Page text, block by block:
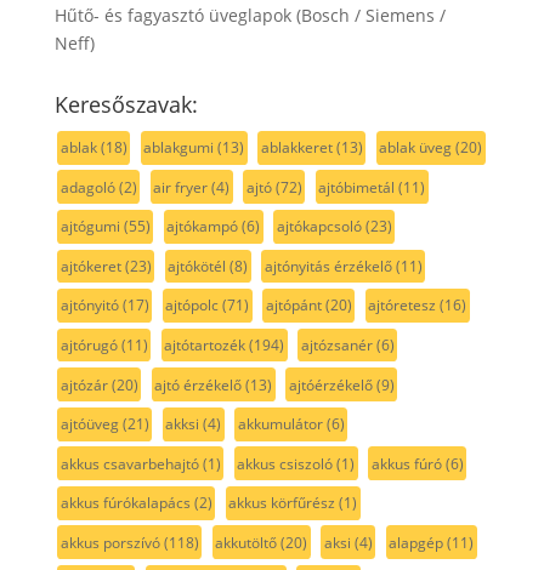
Hűtő- és fagyasztó üveglapok (Bosch / Siemens /
Neff)
Keresőszavak:
ablak(18) ablakgumi (13) ablakkeret(13) ablak üveg(20)
adagoló(2) air fryer(4) ajtó(72) ajtóbimetál (11)
ajtógumi (55) ajtókampó(6) ajtókapcsoló(23)
ajtókeret(23) ajtókötél (8) ajtónyitás érzékelő(11)
ajtónyitó(17) ajtópolc(71) ajtópánt(20) ajtóretesz (16)
ajtórugó(11) ajtótartozék(194) ajtózsanér(6)
ajtózár(20) ajtó érzékelő(13) ajtóérzékelő(9)
ajtóüveg(21) akksi (4) akkumulátor(6)
akkus csavarbehajtó(1) akkus csiszoló(1) akkus fúró(6)
akkus fúrókalapács (2) akkus körfűrész (1)
akkus porszívó(118) akkutöltő(20) aksi (4) alapgép(11)